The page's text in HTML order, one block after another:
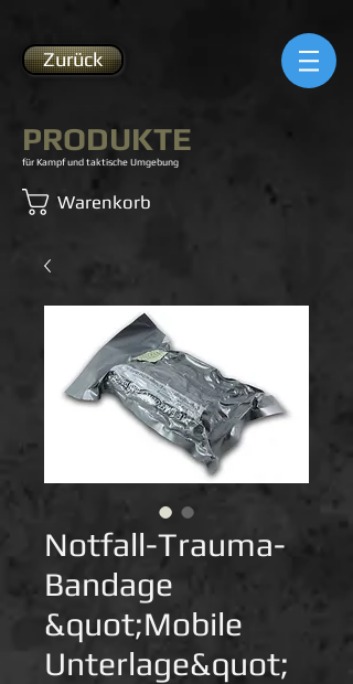
Zurück
PRODUKTE
für Kampf und taktische Umgebung
Warenkorb
Notfall-Trauma-
Bandage
&quot;Mobile
Unterlage&quot;